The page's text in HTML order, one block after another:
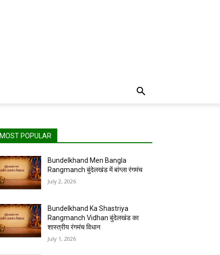
MOST POPULAR
Bundelkhand Men Bangla
Rangmanch बुंदेलखंड में बांग्ला रंगमंच
July 2, 2026
Bundelkhand Ka Shastriya
Rangmanch Vidhan बुंदेलखंड का
शास्त्रीय रंगमंच विधान
July 1, 2026